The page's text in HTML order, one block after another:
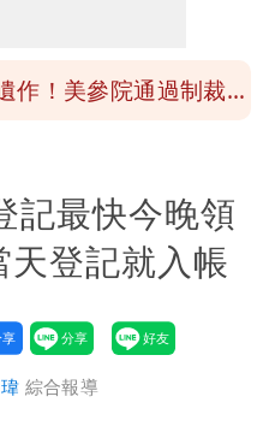
作！美參院通過制裁
中清白
記最快今晚領
登記就入帳
綜合報導